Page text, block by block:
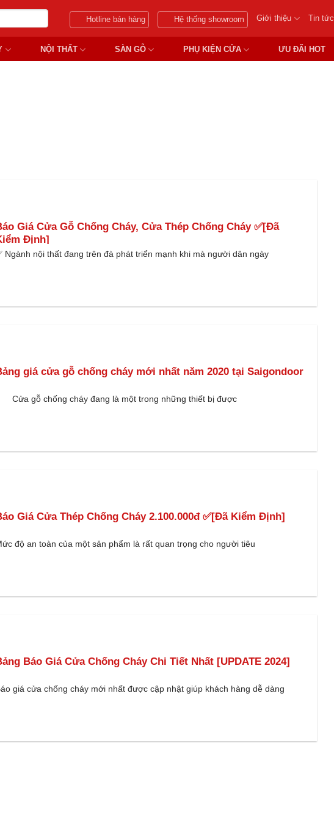
Hotline bán hàng Hệ thống showroom Giới thiệu Tin tức
NỘI THẤT SÀN GỖ PHỤ KIỆN CỬA ƯU ĐÃI HOT
Giá Cửa Gỗ Chống Cháy, Cửa Thép Chống Cháy ✅[Đã
Định]
Ngành nội thất đang trên đà phát triển mạnh khi mà người dân ngày
giá cửa gỗ chống cháy mới nhất năm 2020 tại Saigondoor
gỗ chống cháy đang là một trong những thiết bị được
Giá Cửa Thép Chống Cháy 2.100.000đ ✅[Đã Kiểm Định]
độ an toàn của một sản phẩm là rất quan trọng cho người tiêu
Báo Giá Cửa Chống Cháy Chi Tiết Nhất [UPDATE 2024]
giá cửa chống cháy mới nhất được cập nhật giúp khách hàng dễ dàng